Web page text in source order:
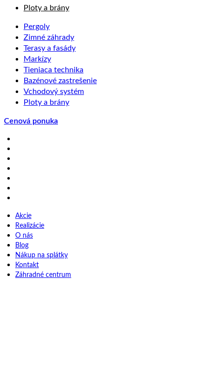
Ploty a brány
Pergoly
Zimné záhrady
Terasy a fasády
Markízy
Tieniaca technika
Bazénové zastrešenie
Vchodový systém
Ploty a brány
Cenová ponuka
Akcie
Realizácie
O nás
Blog
Nákup na splátky
Kontakt
Záhradné centrum